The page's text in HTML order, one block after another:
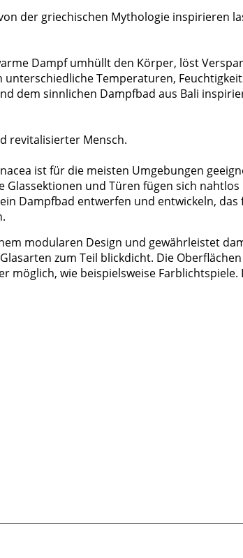
der griechischen Mythologie inspirieren
Dampf umhüllt den Körper, löst
Temperaturen,
dem sinnlichen Dampfbad aus Bali
revitalisierter Mensch.
ist für die meisten Umgebungen
Glassektionen und Türen fügen sich
Dampfbad entwerfen und entwickeln,
modularen Design und gewährleistet
zum Teil blickdicht. Die
wie beispielsweise